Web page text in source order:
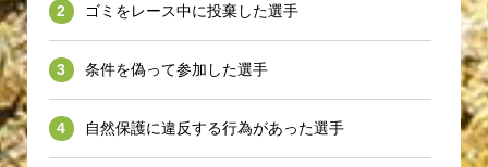
ゴミをレース中に投棄した選手
条件を偽って参加した選手
自然保護に違反する行為があった選手